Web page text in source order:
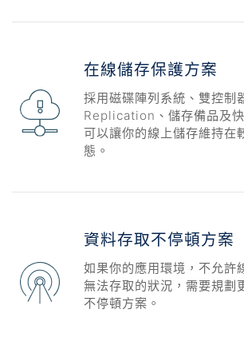
在線儲存保護方案
採用磁碟陣列系統、雙控制
Replication、儲存備品及快
可以讓你的線上儲存維持在
態。
資料存取不停頓方案
如果你的應用環境，不允許
無法存取的狀況，需要規劃
不停頓方案。